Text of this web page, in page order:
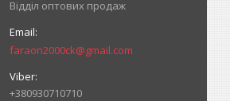
Відділ оптових продаж
faraon2000ck@gmail.com
+380930710710